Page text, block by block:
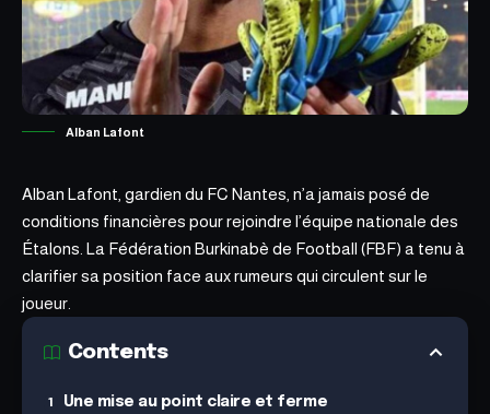
Alban Lafont
Alban Lafont, gardien du FC Nantes, n’a jamais posé de
conditions financières pour rejoindre l’équipe nationale des
Étalons. La Fédération Burkinabè de Football (FBF) a tenu à
clarifier sa position face aux rumeurs qui circulent sur le
joueur.
Contents
Une mise au point claire et ferme